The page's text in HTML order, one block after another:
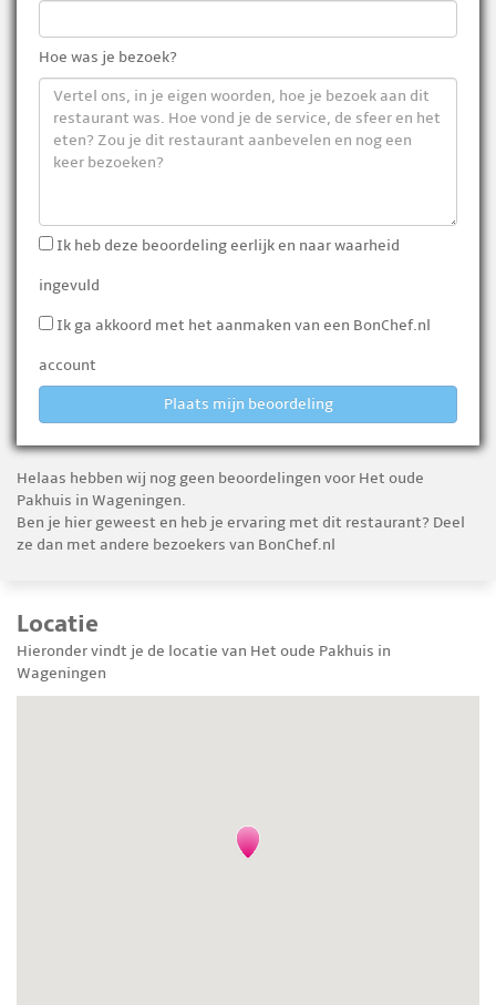
Hoe was je bezoek?
Ik heb deze beoordeling eerlijk en naar waarheid
ingevuld
Ik ga akkoord met het aanmaken van een BonChef.nl
account
Plaats mijn beoordeling
Helaas hebben wij nog geen beoordelingen voor Het oude
Pakhuis in Wageningen.
Ben je hier geweest en heb je ervaring met dit restaurant? Deel
ze dan met andere bezoekers van BonChef.nl
Locatie
Hieronder vindt je de locatie van Het oude Pakhuis in
Wageningen